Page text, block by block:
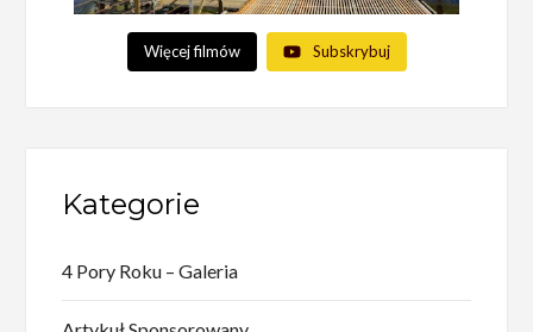
Więcej filmów Subskrybuj
Kategorie
4 Pory Roku – Galeria